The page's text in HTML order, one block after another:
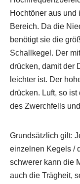
Hochtöner aus
Bereich. Da die
benötigt sie die
Schallkegel. Der
drücken, damit der
leichter ist. Der
drücken. Luft, so
des Zwerchfells
Grundsätzlich gilt:
einzelnen Kegels /
schwerer kann die
auch die Trägheit,